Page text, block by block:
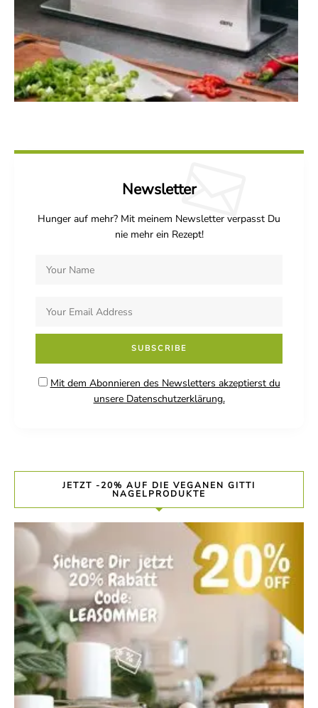
Newsletter
Hunger auf mehr? Mit meinem Newsletter verpasst Du
nie mehr ein Rezept!
Mit dem Abonnieren des Newsletters akzeptierst du
unsere Datenschutzerklärung.
JETZT -20% AUF DIE VEGANEN GITTI
NAGELPRODUKTE